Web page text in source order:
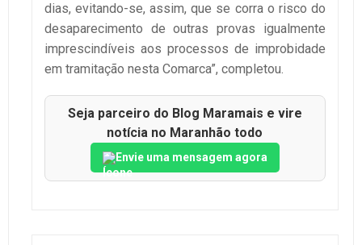
dias, evitando-se, assim, que se corra o risco do
desaparecimento de outras provas igualmente
imprescindíveis aos processos de improbidade
em tramitação nesta Comarca”, completou.
Seja parceiro do Blog Maramais e vire
notícia no Maranhão todo
Envie uma mensagem agora